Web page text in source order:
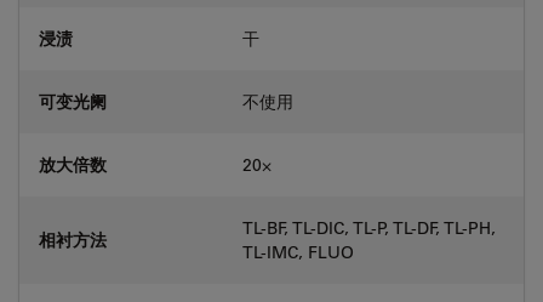
浸渍 干
可变光阑 不使用
放大倍数 20⨉
相衬方法
TL-BF, TL-DIC, TL-P, TL-DF, TL-PH,
TL-IMC, FLUO